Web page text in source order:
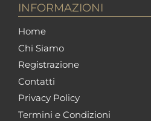
INFORMAZIONI
Home
Chi Siamo
Registrazione
Contatti
Privacy Policy
Termini e Condizioni